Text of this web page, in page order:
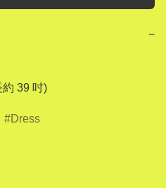
−
Dress